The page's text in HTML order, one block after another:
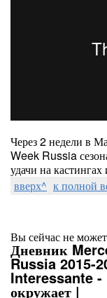
Через 2 недели в
Week Russia
удачи на кастингах
вверх^ к полной
Вы сейчас не
Дневник
Russia 2015-
Interessante -
окружает |